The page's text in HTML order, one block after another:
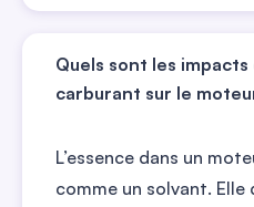
Quels sont les impacts
carburant sur le
L’essence dans un
comme un solvant.